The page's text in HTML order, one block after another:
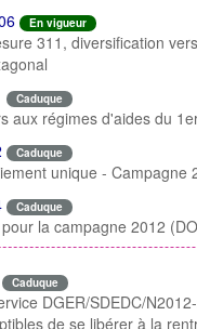
En vigueur
311, diversification
Caduque
aux régimes d'aides du
Caduque
unique - Campagne
Caduque
la campagne 2012
Caduque
DGER/SDEDC/
de se libérer à la